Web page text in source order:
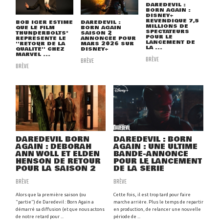
BOB IGER ESTIME
QUE LE FILM
THUNDERBOLTS*
REPRÉSENTE LE
''RETOUR DE LA
QUALITÉ'' CHEZ
MARVEL ...
BRÈVE
DAREDEVIL :
BORN AGAIN
SAISON 2
ANNONCÉE POUR
MARS 2026 SUR
DISNEY+
BRÈVE
DAREDEVIL :
BORN AGAIN :
DISNEY+
REVENDIQUE 7,5
MILLIONS DE
SPECTATEURS
POUR LE
LANCEMENT DE
LA ...
BRÈVE
DAREDEVIL BORN
AGAIN : DEBORAH
ANN WOLL ET ELDEN
HENSON DE RETOUR
POUR LA SAISON 2
BRÈVE
Alors que la première saison (ou
"partie") de Daredevil : Born Again a
démarré sa diffusion (et que nous actons
de notre retard pour ...
DAREDEVIL : BORN
AGAIN : UNE ULTIME
BANDE-ANNONCE
POUR LE LANCEMENT
DE LA SÉRIE
BRÈVE
Cette fois, il est trop tard pour faire
marche arrière. Plus le temps de repartir
en production, de relancer une nouvelle
période de ...